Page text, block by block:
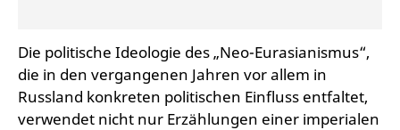
Die politische Ideologie des „Neo-Eurasianismus“,
die in den vergangenen Jahren vor allem in
Russland konkreten politischen Einfluss entfaltet,
verwendet nicht nur Erzählungen einer imperialen